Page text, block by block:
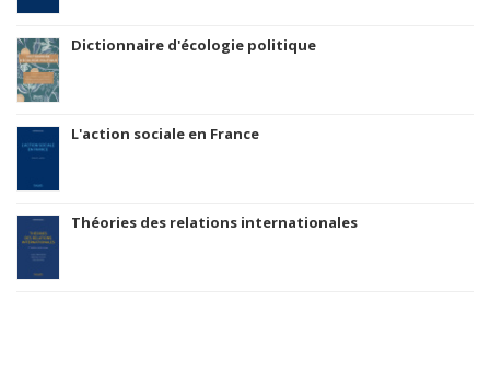
Dictionnaire d'écologie politique
L'action sociale en France
Théories des relations internationales